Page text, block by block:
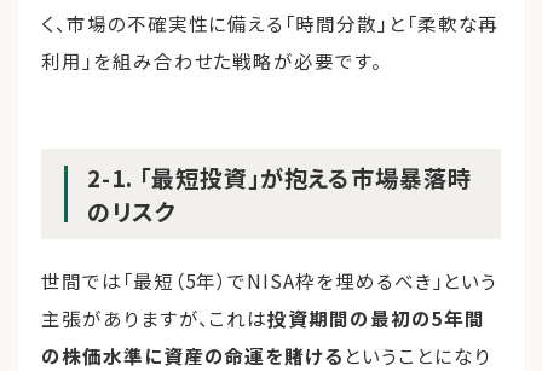
く、市場の不確実性に備える「時間分散」と「柔軟な再
利用」を組み合わせた戦略が必要です。
2-1. 「最短投資」が抱える市場暴落時
のリスク
世間では「最短（5年）でNISA枠を埋めるべき」という
主張がありますが、これは投資期間の最初の5年間
の株価水準に資産の命運を賭ける ということになり